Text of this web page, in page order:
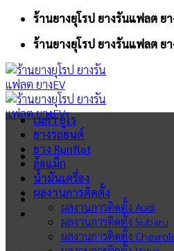
Skip
content
ร้านยางยุโรป ยางรันแฟลต ย
ร้านยางยุโรป ยางรันแฟลต ย
เมก้า ยูโร
ยางรถยนต์
ยาง Runflat
ล้อแม็ก
น้ำมันเครื่อง
ผลงานการติดตั้ง
ผลงานการติดตั้ง Audi
ผลงานการติดตั้ง Subaru
ผลงานการติดตั้ง